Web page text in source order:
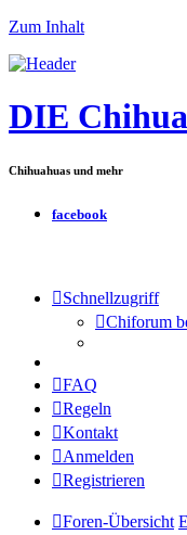
Zum Inhalt
DIE
Chihuahuas und mehr
facebook
Schnellzugriff
Chiforum
FAQ
Regeln
Kontakt
Anmelden
Registrieren
Foren-Übersicht